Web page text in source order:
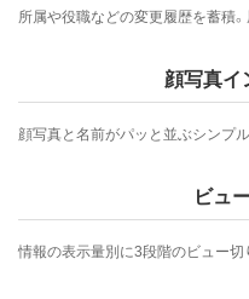
所属や役職などの変更履歴を蓄積。
顔写真イ
顔写真と名前がパッと並ぶシンプ
ビュ
情報の表示量別に3段階のビュー